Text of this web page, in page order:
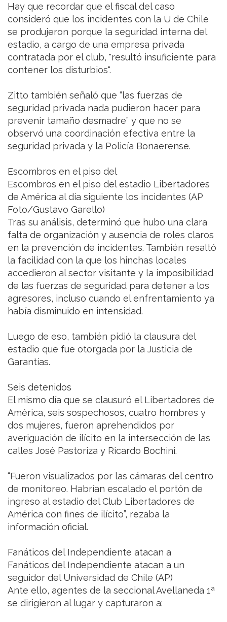
Hay que recordar que el fiscal del caso
consideró que los incidentes con la U de Chile
se produjeron porque la seguridad interna del
estadio, a cargo de una empresa privada
contratada por el club, "resultó insuficiente para
contener los disturbios“.
Zitto también señaló que “las fuerzas de
seguridad privada nada pudieron hacer para
prevenir tamaño desmadre” y que no se
observó una coordinación efectiva entre la
seguridad privada y la Policía Bonaerense.
Escombros en el piso del
Escombros en el piso del estadio Libertadores
de América al día siguiente los incidentes (AP
Foto/Gustavo Garello)
Tras su análisis, determinó que hubo una clara
falta de organización y ausencia de roles claros
en la prevención de incidentes. También resaltó
la facilidad con la que los hinchas locales
accedieron al sector visitante y la imposibilidad
de las fuerzas de seguridad para detener a los
agresores, incluso cuando el enfrentamiento ya
había disminuido en intensidad.
Luego de eso, también pidió la clausura del
estadio que fue otorgada por la Justicia de
Garantías.
Seis detenidos
El mismo día que se clausuró el Libertadores de
América, seis sospechosos, cuatro hombres y
dos mujeres, fueron aprehendidos por
averiguación de ilícito en la intersección de las
calles José Pastoriza y Ricardo Bochini.
“Fueron visualizados por las cámaras del centro
de monitoreo. Habrían escalado el portón de
ingreso al estadio del Club Libertadores de
América con fines de ilícito”, rezaba la
información oficial.
Fanáticos del Independiente atacan a
Fanáticos del Independiente atacan a un
seguidor del Universidad de Chile (AP)
Ante ello, agentes de la seccional Avellaneda 1ª
se dirigieron al lugar y capturaron a: